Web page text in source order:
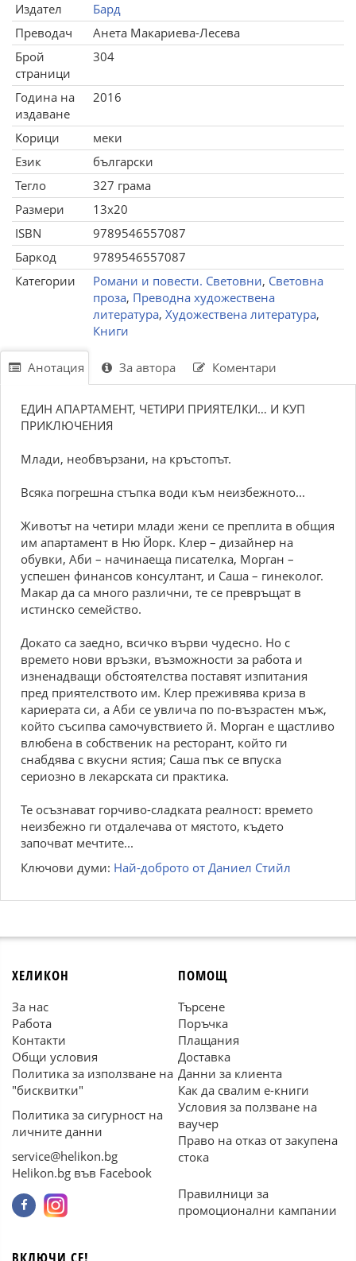
Издател
Бард
Преводач
Анета Макариева-Лесева
Брой
страници
304
Година на
издаване
2016
Корици
меки
Език
български
Тегло
327 грама
Размери
13x20
ISBN
9789546557087
Баркод
9789546557087
Категории
Романи и повести. Световни, Световна
проза, Преводна художествена
литература, Художествена литература,
Книги
Анотация За автора Коментари
ЕДИН АПАРТАМЕНТ, ЧЕТИРИ ПРИЯТЕЛКИ… И КУП
ПРИКЛЮЧЕНИЯ
Млади, необвързани, на кръстопът.
Всяка погрешна стъпка води към неизбежното...
Животът на четири млади жени се преплита в общия
им апартамент в Ню Йорк. Клер – дизайнер на
обувки, Аби – начинаеща писателка, Морган –
успешен финансов консултант, и Саша – гинеколог.
Макар да са много различни, те се превръщат в
истинско семейство.
Докато са заедно, всичко върви чудесно. Но с
времето нови връзки, възможности за работа и
изненадващи обстоятелства поставят изпитания
пред приятелството им. Клер преживява криза в
кариерата си, а Аби се увлича по по-възрастен мъж,
който съсипва самочувствието й. Морган е щастливо
влюбена в собственик на ресторант, който ги
снабдява с вкусни ястия; Саша пък се впуска
сериозно в лекарската си практика.
Те осъзнават горчиво-сладката реалност: времето
неизбежно ги отдалечава от мястото, където
започват мечтите...
Ключови думи: Най-доброто от Даниел Стийл
ХЕЛИКОН
За нас
Работа
Контакти
Общи условия
Политика за използване на
"бисквитки"
Политика за сигурност на
личните данни
service@helikon.bg
Helikon.bg във Facebook
ПОМОЩ
Търсене
Поръчка
Плащания
Доставка
Данни за клиента
Как да свалим е-книги
Условия за ползване на
ваучер
Право на отказ от закупена
стока
Правилници за
промоционални кампании